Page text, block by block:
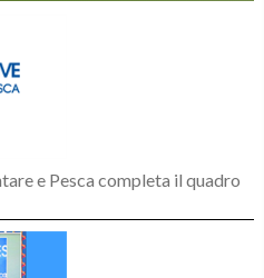
e Pesca completa il quadro